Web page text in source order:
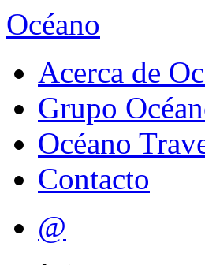
Océano
Acerca de
Grupo
Océano
Contacto
@